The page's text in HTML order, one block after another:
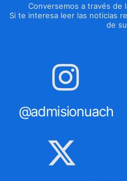
Conversemos a través de
Si te interesa leer las noticias
de
@admisionuach